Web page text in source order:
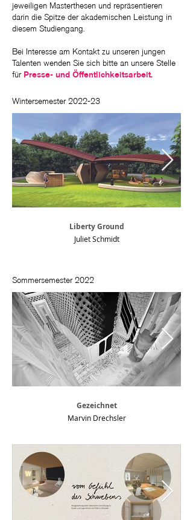
jeweiligen Masterthesen und repräsentieren
darin die Spitze der akademischen Leistung in
diesem Studiengang.
Bei Interesse am Kontakt zu unseren jungen
Talenten wenden Sie sich bitte an unsere Stelle
für Presse- und Öffentlichkeitsarbeit.
Wintersemester 2022-23
Liberty Ground
Juliet Schmidt
Sommersemester 2022
Gezeichnet
Marvin Drechsler